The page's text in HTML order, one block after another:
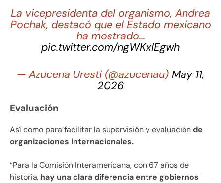
La vicepresidenta del organismo, Andrea
Pochak, destacó que el Estado mexicano
ha mostrado…
pic.twitter.com/ngWKxIEgwh
— Azucena Uresti (@azucenau) May 11,
2026
Evaluación
Así como para facilitar la supervisión y evaluaciónde
organizaciones internacionales.
“Para la Comisión Interamericana, con 67 años de
historia, hay una clara diferencia entre gobiernos